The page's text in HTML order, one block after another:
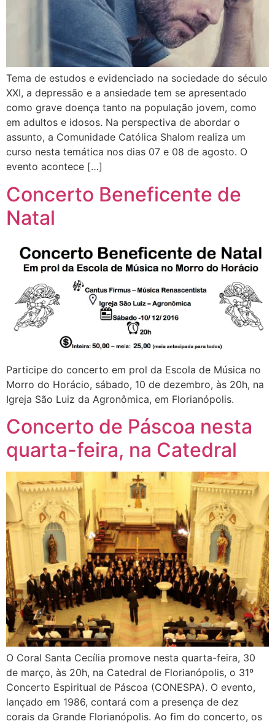
Tema de estudos e evidenciado na sociedade do século
XXI, a depressão e a ansiedade tem se apresentado
como grave doença tanto na população jovem, como
em adultos e idosos. Na perspectiva de abordar o
assunto, a Comunidade Católica Shalom realiza um
curso nesta temática nos dias 07 e 08 de agosto. O
evento acontece […]
Concerto Beneficente de
Natal
Participe do concerto em prol da Escola de Música no
Morro do Horácio, sábado, 10 de dezembro, às 20h, na
Igreja São Luiz da Agronômica, em Florianópolis.
Concerto de Páscoa nesta
quarta-feira, na Catedral
O Coral Santa Cecília promove nesta quarta-feira, 30
de março, às 20h, na Catedral de Florianópolis, o 31º
Concerto Espiritual de Páscoa (CONESPA). O evento,
lançado em 1986, contará com a presença de dez
corais da Grande Florianópolis. Ao fim do concerto, os